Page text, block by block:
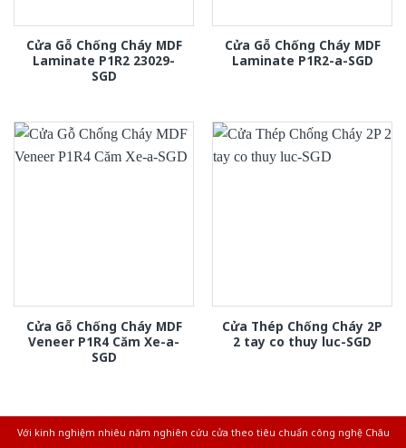
Cửa Gỗ Chống Cháy MDF
Laminate P1R2 23029-
SGD
Cửa Gỗ Chống Cháy MDF
Laminate P1R2-a-SGD
Cửa Gỗ Chống Cháy MDF
Veneer P1R4 Căm Xe-a-
SGD
Cửa Thép Chống Cháy 2P
2 tay co thuy luc-SGD
Với kinh nghiệm nhiêu năm nghiên cứu cửa theo tiêu chuẩn công nghệ Châu